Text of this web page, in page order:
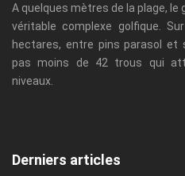
A quelques mètres de la plage,
véritable complexe golfique.
hectares, entre pins parasol et
pas moins de 42 trous qui
niveaux.
Derniers articles